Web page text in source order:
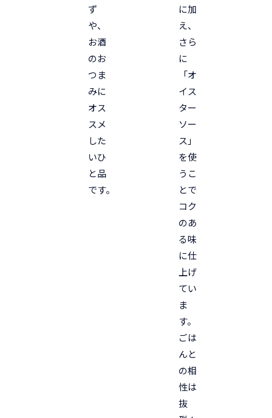
ず
や、
お酒
のお
つま
みに
オス
スメ
した
いひ
と品
です。
に加
え、
さら
に
「オ
イス
ター
ソー
ス」
を使
うこ
とで
コク
のあ
る味
に仕
上げ
てい
ま
す。
ごは
んと
の相
性は
抜